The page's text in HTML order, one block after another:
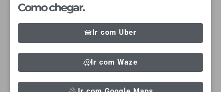
Como chegar.
Ir com Uber
Ir com Waze